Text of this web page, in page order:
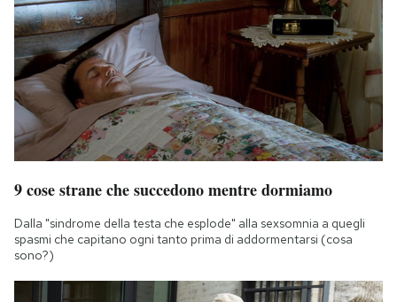
9 cose strane che succedono mentre dormiamo
Dalla "sindrome della testa che esplode" alla sexsomnia a quegli
spasmi che capitano ogni tanto prima di addormentarsi (cosa
sono?)